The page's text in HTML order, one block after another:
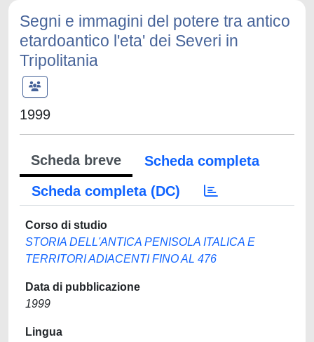
Segni e immagini del potere tra antico
etardoantico l'eta' dei Severi in
Tripolitania
1999
Scheda breve
Scheda completa
Scheda completa (DC)
Corso di studio
STORIA DELL'ANTICA PENISOLA ITALICA E
TERRITORI ADIACENTI FINO AL 476
Data di pubblicazione
1999
Lingua